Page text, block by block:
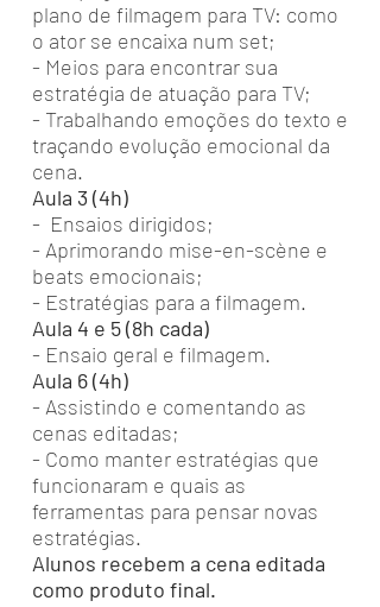
plano de filmagem para TV: como
o ator se encaixa num set;
- Meios para encontrar sua
estratégia de atuação para TV;
- Trabalhando emoções do texto e
traçando evolução emocional da
cena.
Aula 3 (4h)
- Ensaios dirigidos;
- Aprimorando mise-en-scène e
beats emocionais;
- Estratégias para a filmagem.
Aula 4 e 5 (8h cada)
- Ensaio geral e filmagem.
Aula 6 (4h)
- Assistindo e comentando as
cenas editadas;
- Como manter estratégias que
funcionaram e quais as
ferramentas para pensar novas
estratégias.
Alunos recebem a cena editada
como produto final.